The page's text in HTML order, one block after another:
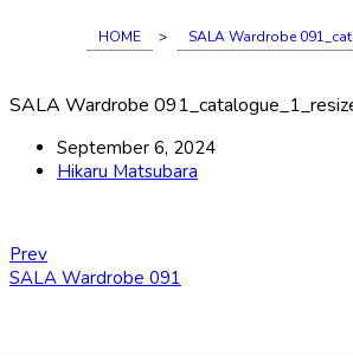
HOME > SALA Wardrobe
SALA Wardrobe
September 6, 2024
Hikaru Matsubara
Prev
SALA Wardrobe 091